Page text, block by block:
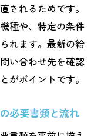
されるためです。
種や、特定の条件
れます。最新の給
い合わせ先を確認
がポイントです。
必要書類と流れ